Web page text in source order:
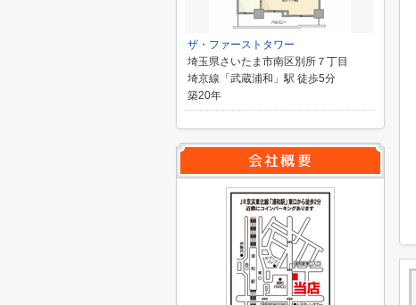
ザ・ファーストタワー
埼玉県さいたま市南区別所７丁目
埼京線「武蔵浦和」駅 徒歩5分
築20年